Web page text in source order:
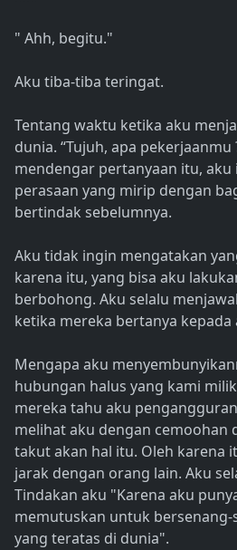
" Ahh, begitu."
Aku tiba-tiba teringat.
Tentang waktu ketika aku
dunia. “Tujuh, apa pekerjaanmu
mendengar pertanyaan itu,
perasaan yang mirip dengan
bertindak sebelumnya.
Aku tidak ingin mengatakan
karena itu, yang bisa aku
berbohong. Aku selalu
ketika mereka bertanya kepada
Mengapa aku
hubungan halus yang kami
mereka tahu aku
melihat aku dengan cemoohan
takut akan hal itu. Oleh karena
jarak dengan orang lain. Aku
Tindakan aku "Karena aku
memutuskan untuk bersenang-
yang teratas di dunia".